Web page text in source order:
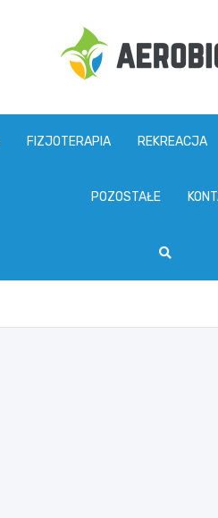
aerobics.pl
FIZJOTERAPIA REKREACJA
POZOSTAŁE